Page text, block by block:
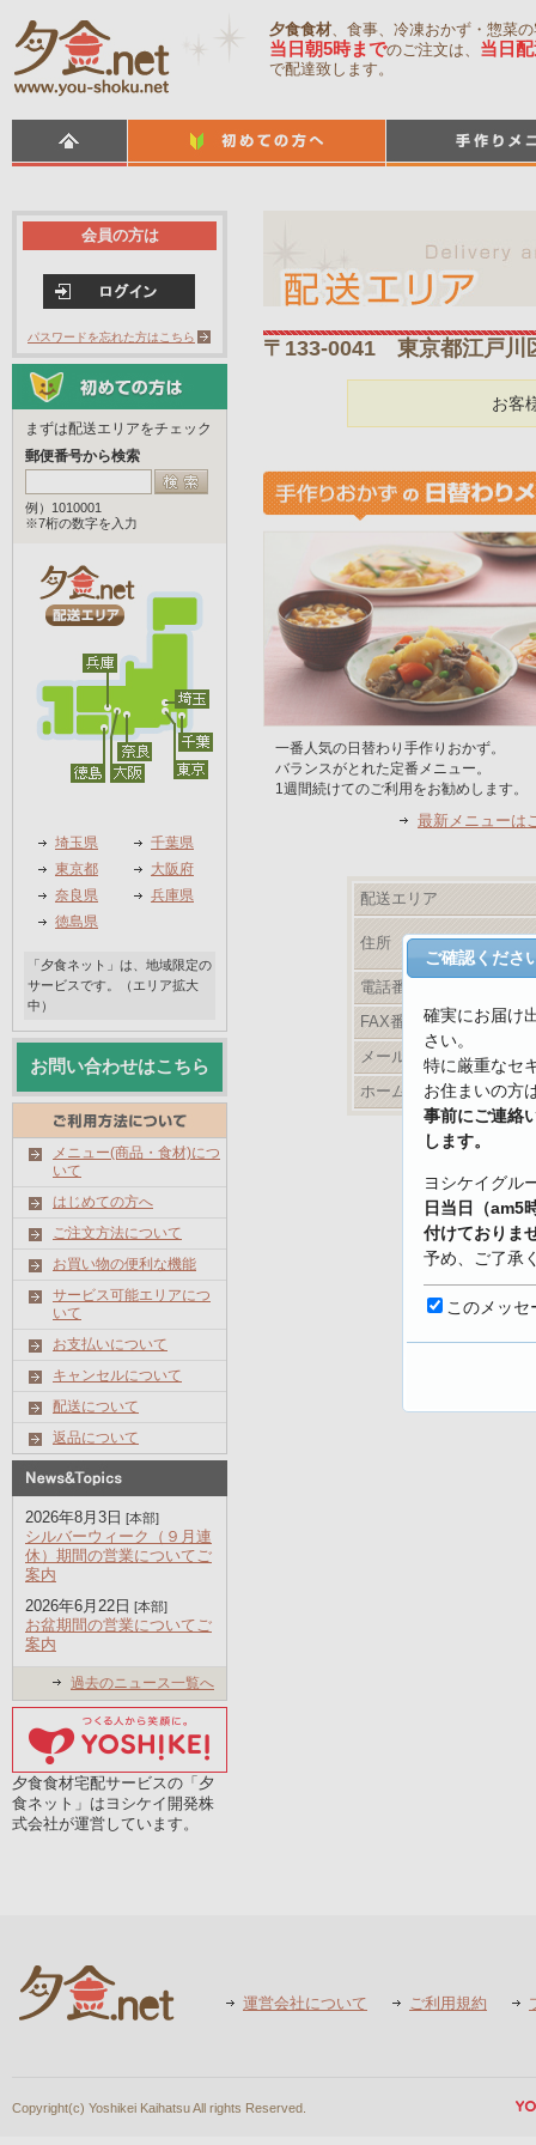
夕食食材、食事、冷凍おかず・惣菜
当日朝5時までのご注文は、 当日
で配達致します。
〒133-0041 東京都江戸川
お客
一番人気の日替わり手作りおかず。
バランスがとれた定番メニュー。
1週間続けてのご利用をお勧めします。
最新メニューは
配送エリア
住所
電話番号
FAX番号
メールアドレス
ホームページ
会員の方は
パスワードを忘れた方はこちら
まずは配送エリアをチェック
郵便番号から検索
例）1010001
※7桁の数字を入力
埼玉県
千葉県
東京都
大阪府
奈良県
兵庫県
徳島県
「夕食ネット」は、地域限定の
サービスです。（エリア拡大
中）
お問い合わせはこちら
メニュー(商品・食材)につ
いて
はじめての方へ
ご注文方法について
お買い物の便利な機能
サービス可能エリアにつ
いて
お支払いについて
キャンセルについて
配送について
返品について
2026年8月3日 [本部]
シルバーウィーク（９月連
休）期間の営業についてご
案内
2026年6月22日 [本部]
お盆期間の営業についてご
案内
過去のニュース一覧へ
夕食食材宅配サービスの「夕
食ネット」はヨシケイ開発株
式会社が運営しています。
運営会社について ご利用規約
Copyright(c) Yoshikei Kaihatsu All rights Reserved.
ご確認くださ
確実にお届け
さい。
特に厳重なセ
お住まいの方
事前にご連絡
します。
ヨシケイグル
日当日（am5
付けておりま
予め、ご了承
【キャンセル
このメッ